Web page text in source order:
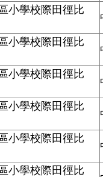
小學校際田徑比
小學校際田徑比
小學校際田徑比
小學校際田徑比
小學校際田徑比
小學校際田徑比